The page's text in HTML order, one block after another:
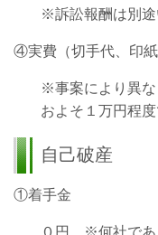
※訴訟報酬は別
④実費（切手代、印紙
※事案により異な
およそ１万円程
自己破産
①着手金
０円 ※何社であ